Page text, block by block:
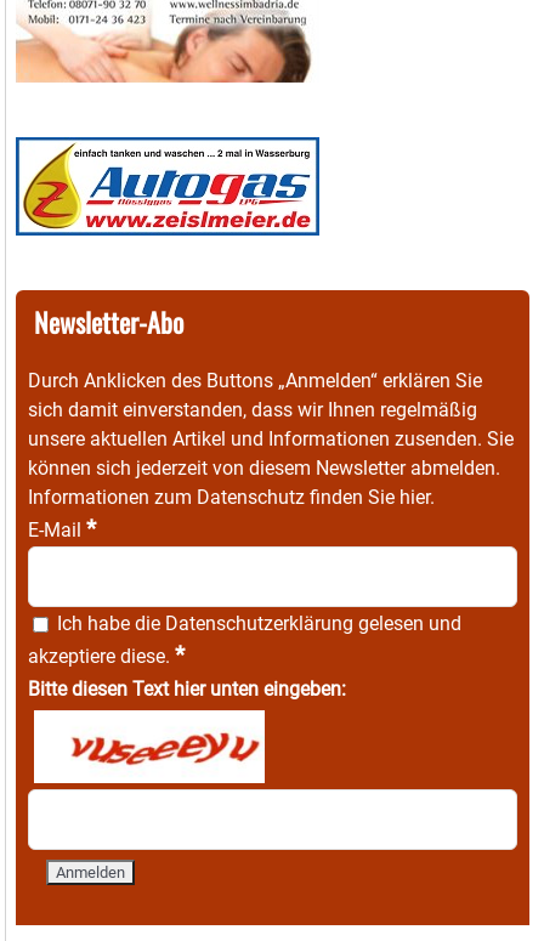
Newsletter-Abo
Durch Anklicken des Buttons „Anmelden“ erklären Sie
sich damit einverstanden, dass wir Ihnen regelmäßig
unsere aktuellen Artikel und Informationen zusenden. Sie
können sich jederzeit von diesem Newsletter abmelden.
Informationen zum Datenschutz finden Sie hier.
E-Mail *
Ich habe die Datenschutzerklärung gelesen und
akzeptiere diese. *
Bitte diesen Text hier unten eingeben: